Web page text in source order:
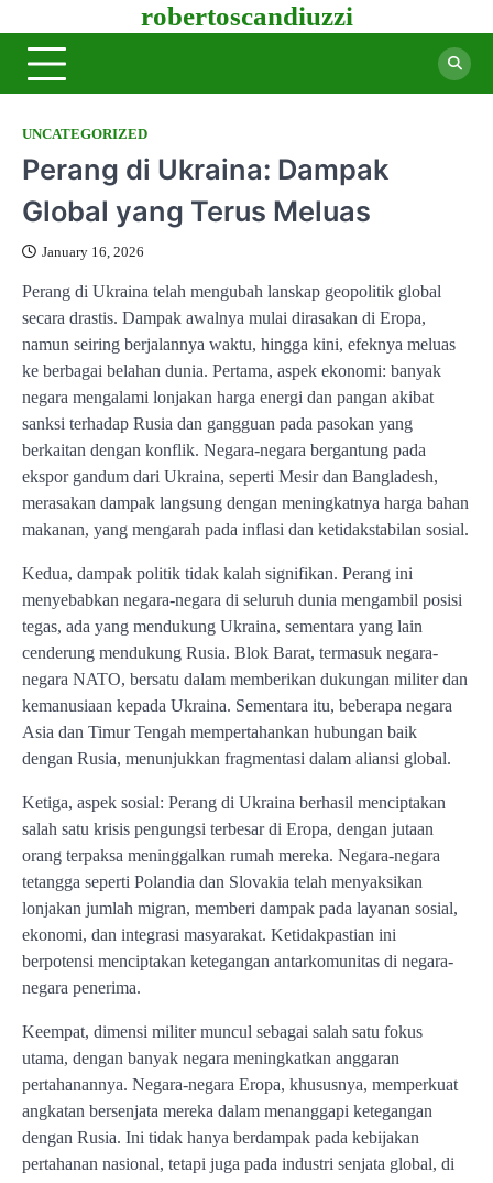
to
content
robertoscandiuzzi
UNCATEGORIZED
Perang di Ukraina: Dampak
Global yang Terus Meluas
January 16, 2026
Perang di Ukraina telah mengubah lanskap geopolitik global
secara drastis. Dampak awalnya mulai dirasakan di Eropa,
namun seiring berjalannya waktu, hingga kini, efeknya meluas
ke berbagai belahan dunia. Pertama, aspek ekonomi: banyak
negara mengalami lonjakan harga energi dan pangan akibat
sanksi terhadap Rusia dan gangguan pada pasokan yang
berkaitan dengan konflik. Negara-negara bergantung pada
ekspor gandum dari Ukraina, seperti Mesir dan Bangladesh,
merasakan dampak langsung dengan meningkatnya harga bahan
makanan, yang mengarah pada inflasi dan ketidakstabilan sosial.
Kedua, dampak politik tidak kalah signifikan. Perang ini
menyebabkan negara-negara di seluruh dunia mengambil posisi
tegas, ada yang mendukung Ukraina, sementara yang lain
cenderung mendukung Rusia. Blok Barat, termasuk negara-
negara NATO, bersatu dalam memberikan dukungan militer dan
kemanusiaan kepada Ukraina. Sementara itu, beberapa negara
Asia dan Timur Tengah mempertahankan hubungan baik
dengan Rusia, menunjukkan fragmentasi dalam aliansi global.
Ketiga, aspek sosial: Perang di Ukraina berhasil menciptakan
salah satu krisis pengungsi terbesar di Eropa, dengan jutaan
orang terpaksa meninggalkan rumah mereka. Negara-negara
tetangga seperti Polandia dan Slovakia telah menyaksikan
lonjakan jumlah migran, memberi dampak pada layanan sosial,
ekonomi, dan integrasi masyarakat. Ketidakpastian ini
berpotensi menciptakan ketegangan antarkomunitas di negara-
negara penerima.
Keempat, dimensi militer muncul sebagai salah satu fokus
utama, dengan banyak negara meningkatkan anggaran
pertahanannya. Negara-negara Eropa, khususnya, memperkuat
angkatan bersenjata mereka dalam menanggapi ketegangan
dengan Rusia. Ini tidak hanya berdampak pada kebijakan
pertahanan nasional, tetapi juga pada industri senjata global, di